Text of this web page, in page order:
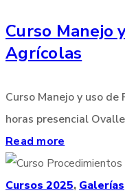
Curso Manejo
Agrícolas
Curso Manejo y uso
horas presencial
Read more
Cursos 2025, Galerías